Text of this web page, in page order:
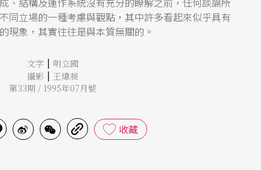
同立場的一種考慮與觀點，其中許多看起來似乎具有
現象，其實往往是與本質無關的。
文字 | 明立國
攝影 | 王煒昶
第33期 / 1995年07月號
收藏